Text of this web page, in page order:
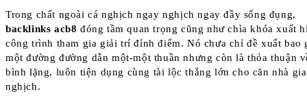
Trong chất ngoài cá nghịch ngay nghịch ngay đầy sống đụng,
backlinks acb8 đóng tầm quan trọng cũng như chìa khóa xuất
công trình tham gia giải trí đỉnh điểm. Nó chưa chỉ đề xuất bao
một đường đường dẫn một-một thuần nhưng còn là thỏa thuận
bình lặng, luôn tiện dụng cùng tài lộc thắng lớn cho căn nhà
nghịch.